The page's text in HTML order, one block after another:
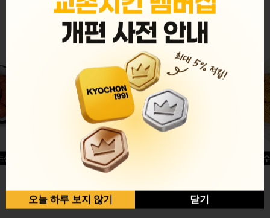
MENU
글윙
반반순살[레드+허니]
허니옥
오늘 하루 보지 않기 닫기